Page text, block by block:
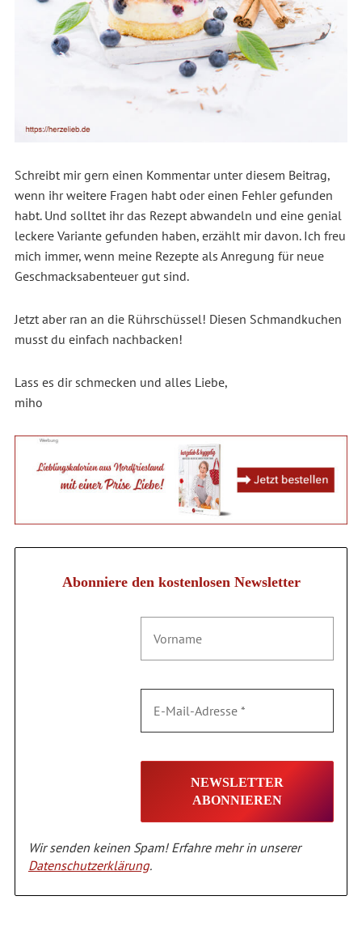
Schreibt mir gern einen Kommentar unter diesem Beitrag,
wenn ihr weitere Fragen habt oder einen Fehler gefunden
habt. Und solltet ihr das Rezept abwandeln und eine genial
leckere Variante gefunden haben, erzählt mir davon. Ich freu
mich immer, wenn meine Rezepte als Anregung für neue
Geschmacksabenteuer gut sind.
Jetzt aber ran an die Rührschüssel! Diesen Schmandkuchen
musst du einfach nachbacken!
Lass es dir schmecken und alles Liebe,
miho
Abonniere den kostenlosen Newsletter
Wir senden keinen Spam! Erfahre mehr in unserer
Datenschutzerklärung.
Alternative: